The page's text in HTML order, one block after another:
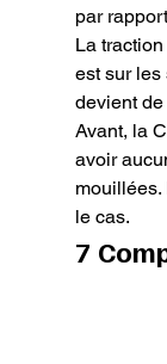
par
La
est sur
devient
Avant, la
avoir
mouillées.
le cas.
7